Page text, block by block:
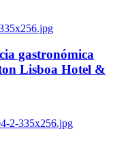
gastronómica
Lisboa Hotel &
2-335x256.jpg